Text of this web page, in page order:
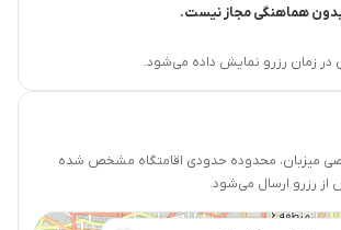
بدون هماهنگی مجاز نیست.
در زمان رزرو نمایش داده می‌شود.
میزبان، محدوده حدودی اقامتگاه مشخص شده
رزرو ارسال می‌شود.